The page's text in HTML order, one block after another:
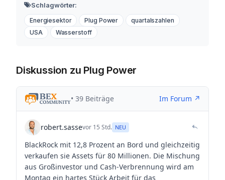
Schlagwörter:
Energiesektor Plug Power
quartalszahlen
USA
Wasserstoff
Diskussion zu Plug Power